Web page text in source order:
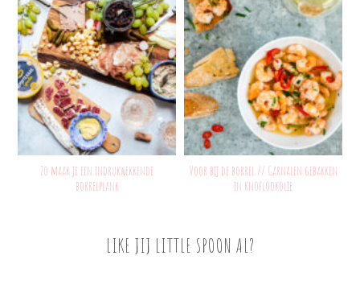
Zo maak je een indrukwekkende
borrelplank
Voor bij de borrel // Garnalen gebakken
in knoflookolie
LIKE JIJ LITTLE SPOON AL?